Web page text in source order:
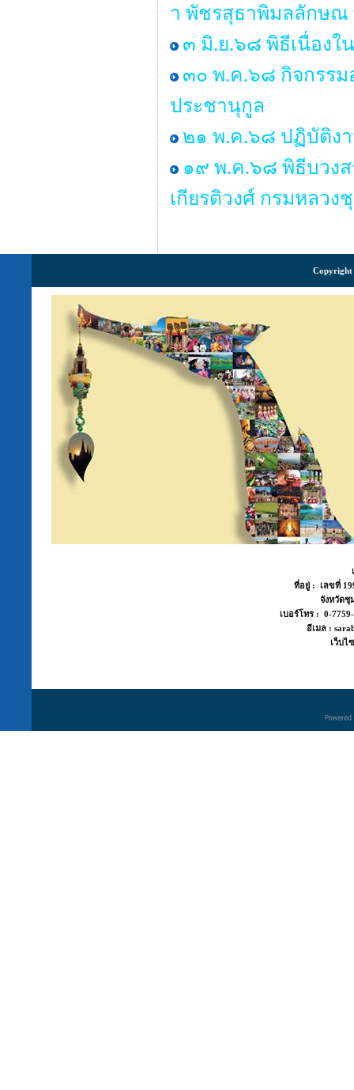
า พัชรสุธาพิมลลักษณ
๓ มิ.ย.๖๘ พิธีเนื่องใ
๓๐ พ.ค.๖๘ กิจกรรม
ประชานุกูล
๒๑ พ.ค.๖๘ ปฏิบัติง
๑๙ พ.ค.๖๘ พิธีบวงส
เกียรติวงศ์ กรมหลว
Copyright
ที่อยู่ : เลขที่
จังหวัด
เบอร์โทร : 0-
อีเมล :
เว็บไ